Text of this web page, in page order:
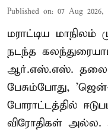
Published on: 07 Aug 2026,
மராட்டிய மாநிலம்
நடந்த
ஆர்.எஸ்.எஸ்.
பேசும்போது,
போராட்டத்தில்
விரோதிகள்